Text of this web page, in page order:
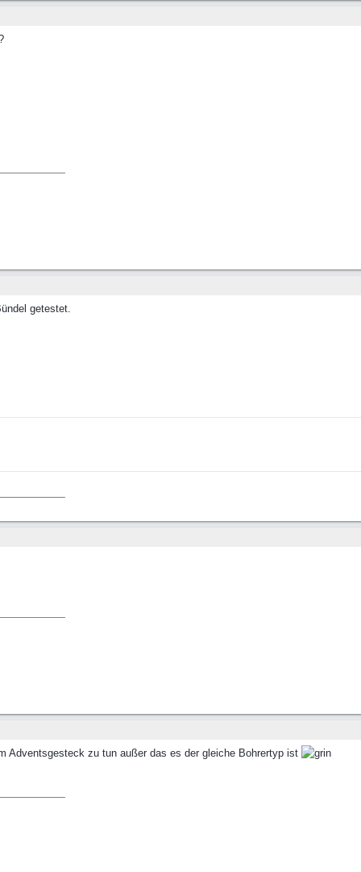
getestet.
Adventsgesteck zu tun außer das es der gleiche Bohrertyp ist